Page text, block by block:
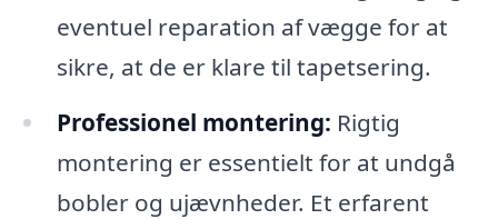
eventuel reparation af vægge for at
sikre, at de er klare til tapetsering.
Professionel montering: Rigtig
montering er essentielt for at undgå
bobler og ujævnheder. Et erfarent